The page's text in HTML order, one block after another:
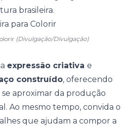
brasileira.
(Divulgação/Divulgação)
expressão criativa e
construído, oferecendo
aproximar da produção
Ao mesmo tempo, convida o
que ajudam a compor a